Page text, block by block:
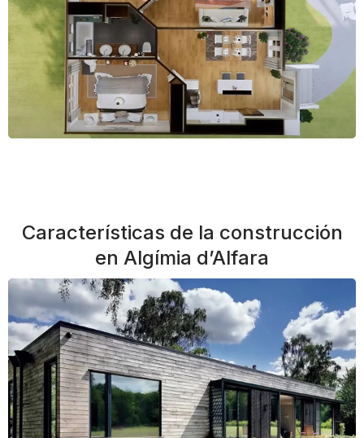
Características de la construcción
en Algímia d’Alfara